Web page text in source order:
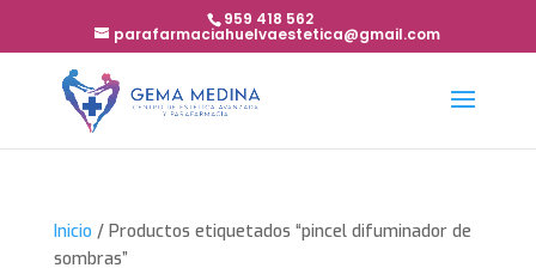
959 418 562
parafarmaciahuelvaestetica@gmail.com
Inicio / Productos etiquetados “pincel difuminador de
sombras”